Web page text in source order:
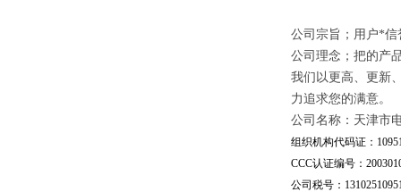
公司宗旨；用户*
公司理念；把的产
我们以更高、更新
力追求您的满意。
公司名称：天津市
组织机构代码证：
CCC认证编号：
公司税号：